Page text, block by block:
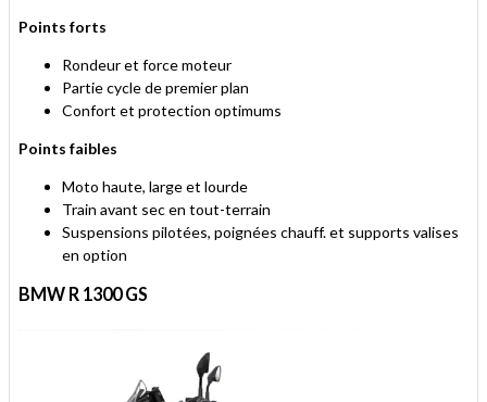
Points forts
Rondeur et force moteur
Partie cycle de premier plan
Confort et protection optimums
Points faibles
Moto haute, large et lourde
Train avant sec en tout-terrain
Suspensions pilotées, poignées chauff. et supports valises
en option
BMW R 1300 GS